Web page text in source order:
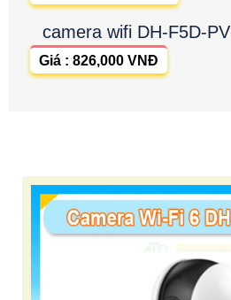
camera wifi DH-F5D-PV
Giá : 826,000 VNĐ